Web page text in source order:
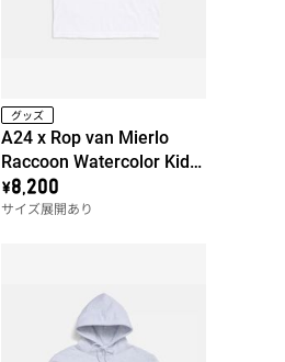
グッズ
A24 x Rop van Mierlo
Raccoon Watercolor Kids
Tee
\8,200
サイズ展開あり